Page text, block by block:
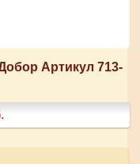
Артикул 713-